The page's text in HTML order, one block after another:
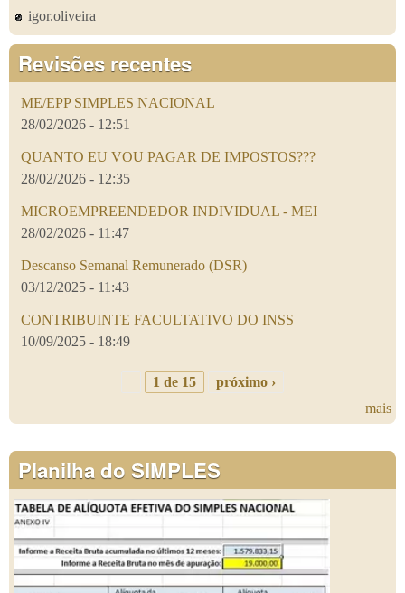
igor.oliveira
Revisões recentes
ME/EPP SIMPLES NACIONAL
28/02/2026 - 12:51
QUANTO EU VOU PAGAR DE IMPOSTOS???
28/02/2026 - 12:35
MICROEMPREENDEDOR INDIVIDUAL - MEI
28/02/2026 - 11:47
Descanso Semanal Remunerado (DSR)
03/12/2025 - 11:43
CONTRIBUINTE FACULTATIVO DO INSS
10/09/2025 - 18:49
1 de 15
próximo ›
mais
Planilha do SIMPLES